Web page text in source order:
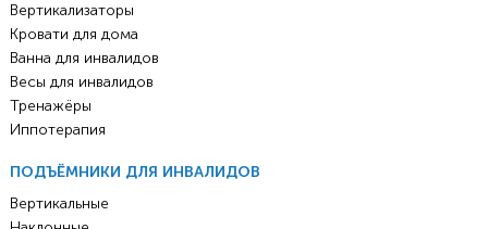
Вертикализаторы
Кровати для дома
Ванна для инвалидов
Весы для инвалидов
Тренажёры
Иппотерапия
ПОДЪЁМНИКИ ДЛЯ ИНВАЛИДОВ
Вертикальные